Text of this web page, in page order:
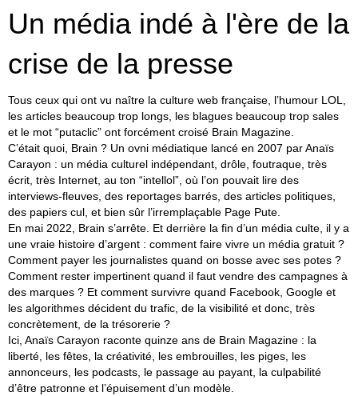
Un média indé à l'ère de la
crise de la presse
Tous ceux qui ont vu naître la culture web française, l’humour LOL,
les articles beaucoup trop longs, les blagues beaucoup trop sales
et le mot “putaclic” ont forcément croisé Brain Magazine.
C’était quoi, Brain ? Un ovni médiatique lancé en 2007 par Anaïs
Carayon : un média culturel indépendant, drôle, foutraque, très
écrit, très Internet, au ton “intellol”, où l’on pouvait lire des
interviews-fleuves, des reportages barrés, des articles politiques,
des papiers cul, et bien sûr l’irremplaçable Page Pute.
En mai 2022, Brain s’arrête. Et derrière la fin d’un média culte, il y a
une vraie histoire d’argent : comment faire vivre un média gratuit ?
Comment payer les journalistes quand on bosse avec ses potes ?
Comment rester impertinent quand il faut vendre des campagnes à
des marques ? Et comment survivre quand Facebook, Google et
les algorithmes décident du trafic, de la visibilité et donc, très
concrètement, de la trésorerie ?
Ici, Anaïs Carayon raconte quinze ans de Brain Magazine : la
liberté, les fêtes, la créativité, les embrouilles, les piges, les
annonceurs, les podcasts, le passage au payant, la culpabilité
d’être patronne et l’épuisement d’un modèle.